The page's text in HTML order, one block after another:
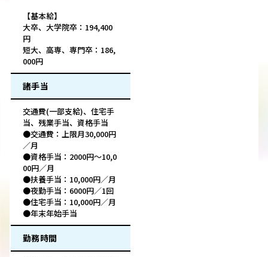
【基本給】
大卒、大学院卒：194,400
円
短大、高専、専門卒：186,
000円
諸手当
交通費(一部支給)、住宅手
当、残業手当、資格手当
●交通費：上限月30,000円
／月
●資格手当：2000円～10,0
00円／月
●扶養手当：10,000円／月
●夜勤手当：6000円／1回
●住宅手当：10,000円／月
●年末年始手当
勤務時間